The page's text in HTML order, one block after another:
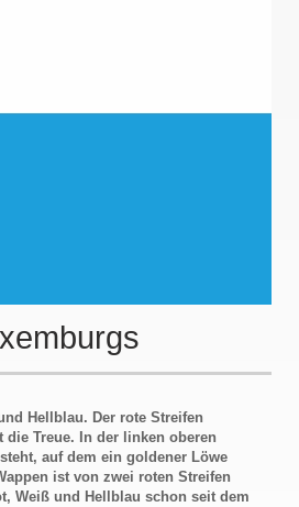
Hellblau. Der rote Streifen
Treue. In der linken oberen
auf dem ein goldener Löwe
ist von zwei roten Streifen
Weiß und Hellblau schon seit dem